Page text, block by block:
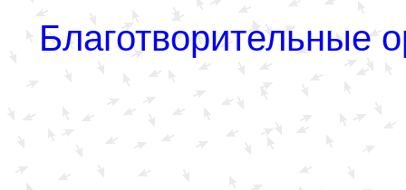
Благотворительные